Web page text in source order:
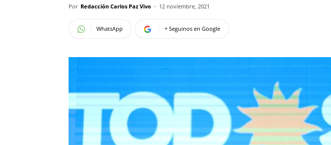
Por Redacción Carlos Paz Vivo - 12 noviembre, 2021
WhatsApp + Seguinos en Google